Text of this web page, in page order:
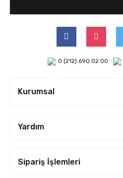
0 (212) 690 02 00
Kurumsal
Yardım
Sipariş İşlemleri